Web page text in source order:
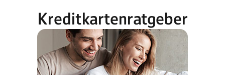
Kreditkartenratgeber